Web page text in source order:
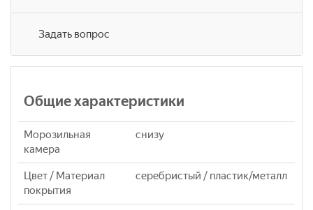
Задать вопрос
Общие характеристики
Морозильная
камера
снизу
Цвет / Материал
покрытия
серебристый / пластик/металл